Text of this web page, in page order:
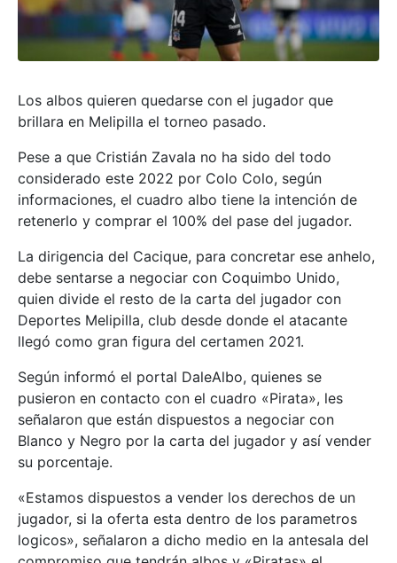
Los albos quieren quedarse con el jugador que
brillara en Melipilla el torneo pasado.
Pese a que Cristián Zavala no ha sido del todo
considerado este 2022 por Colo Colo, según
informaciones, el cuadro albo tiene la intención de
retenerlo y comprar el 100% del pase del jugador.
La dirigencia del Cacique, para concretar ese anhelo,
debe sentarse a negociar con Coquimbo Unido,
quien divide el resto de la carta del jugador con
Deportes Melipilla, club desde donde el atacante
llegó como gran figura del certamen 2021.
Según informó el portal DaleAlbo, quienes se
pusieron en contacto con el cuadro «Pirata», les
señalaron que están dispuestos a negociar con
Blanco y Negro por la carta del jugador y así vender
su porcentaje.
«Estamos dispuestos a vender los derechos de un
jugador, si la oferta esta dentro de los parametros
logicos», señalaron a dicho medio en la antesala del